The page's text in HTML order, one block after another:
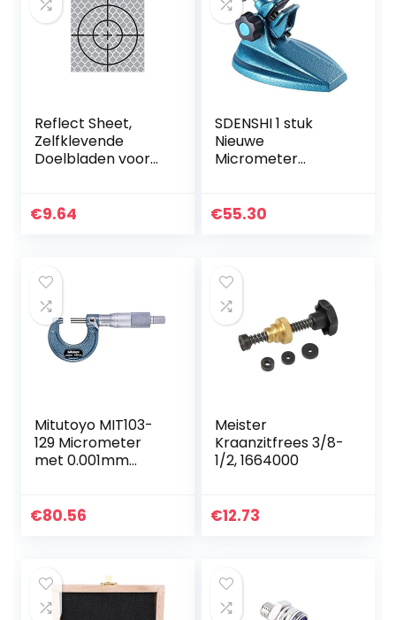
Reflect Sheet,
Zelfklevende
Doelbladen voor
(50x50mm)
€9.64
SDENSHI 1 stuk
Nieuwe
Micrometer
Beugel
€55.30
Mitutoyo MIT103-
129 Micrometer
met 0.001mm
Waaier
€80.56
Meister
Kraanzitfrees 3/8-
1/2, 1664000
€12.73